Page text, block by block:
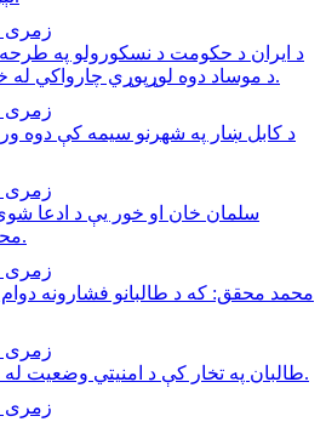
۱۷ زمری ۱۴۰۵، ۱۲:۰۶
د ایران د حکومت د نسکورولو په طرحه
د موساد دوه لوړپوړي چارواکي له خپلو دندو ګوښه شول.
۱۷ زمری ۱۴۰۵، ۱۱:۴۸
د كابل ښار په شهرنو سيمه كې دوه
۱۷ زمری ۱۴۰۵، ۰۱:۱۸
سلمان خان او خور یې د ادعا
محكمې ته احضار شول.
۱۷ زمری ۱۴۰۵، ۰۱:۱۳
محمد محقق: كه د طالبانو فشارونه
۱۷ زمری ۱۴۰۵، ۰۱:۰۶
طالبان په تخار کې د امنيتي وضعيت له خرابېدو اندېښمن دي.
۱۷ زمری ۱۴۰۵، ۰۱:۰۰